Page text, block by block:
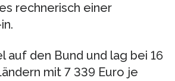
rechnerisch einer
den Bund und lag bei 16
mit 7 339 Euro je